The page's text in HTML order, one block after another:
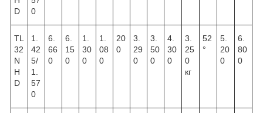
D
0
TL
32
N
H
D
1.
42
5/
1.
57
0
6.
66
0
6.
15
0
1.
30
0
1.
08
0
20
0
3.
29
0
3.
50
0
4.
30
0
3.
25
0
кг
52
°
5.
20
0
6.
80
0